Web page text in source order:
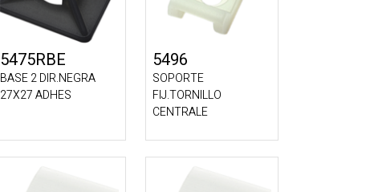
5475RBE
BASE 2 DIR.NEGRA
27X27 ADHES
5496
SOPORTE
FIJ.TORNILLO
CENTRALE